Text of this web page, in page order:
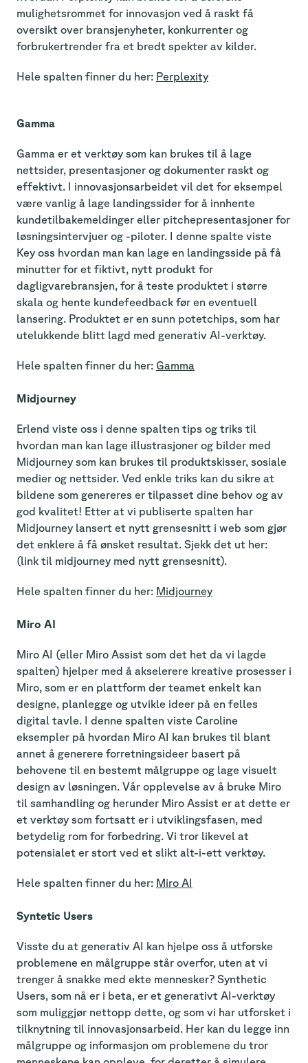
mulighetsrommet for innovasjon ved å raskt få
oversikt over bransjenyheter, konkurrenter og
forbrukertrender fra et bredt spekter av kilder.
Hele spalten finner du her: Perplexity
Gamma
Gamma er et verktøy som kan brukes til å lage
nettsider, presentasjoner og dokumenter raskt og
effektivt. I innovasjonsarbeidet vil det for eksempel
være vanlig å lage landingssider for å innhente
kundetilbakemeldinger eller pitchepresentasjoner for
løsningsintervjuer og -piloter. I denne spalte viste
Key oss hvordan man kan lage en landingsside på få
minutter for et fiktivt, nytt produkt for
dagligvarebransjen, for å teste produktet i større
skala og hente kundefeedback før en eventuell
lansering. Produktet er en sunn potetchips, som har
utelukkende blitt lagd med generativ AI-verktøy.
Hele spalten finner du her: Gamma
Midjourney
Erlend viste oss i denne spalten tips og triks til
hvordan man kan lage illustrasjoner og bilder med
Midjourney som kan brukes til produktskisser, sosiale
medier og nettsider. Ved enkle triks kan du sikre at
bildene som genereres er tilpasset dine behov og av
god kvalitet! Etter at vi publiserte spalten har
Midjourney lansert et nytt grensesnitt i web som gjør
det enklere å få ønsket resultat. Sjekk det ut her:
(link til midjourney med nytt grensesnitt).
Hele spalten finner du her: Midjourney
Miro AI
Miro AI (eller Miro Assist som det het da vi lagde
spalten) hjelper med å akselerere kreative prosesser i
Miro, som er en plattform der teamet enkelt kan
designe, planlegge og utvikle ideer på en felles
digital tavle. I denne spalten viste Caroline
eksempler på hvordan Miro AI kan brukes til blant
annet å generere forretningsideer basert på
behovene til en bestemt målgruppe og lage visuelt
design av løsningen. Vår opplevelse av å bruke Miro
til samhandling og herunder Miro Assist er at dette er
et verktøy som fortsatt er i utviklingsfasen, med
betydelig rom for forbedring. Vi tror likevel at
potensialet er stort ved et slikt alt-i-ett verktøy.
Hele spalten finner du her: Miro AI
Syntetic Users
Visste du at generativ AI kan hjelpe oss å utforske
problemene en målgruppe står overfor, uten at vi
trenger å snakke med ekte mennesker? Synthetic
Users, som nå er i beta, er et generativt AI-verktøy
som muliggjør nettopp dette, og som vi har utforsket i
tilknytning til innovasjonsarbeid. Her kan du legge inn
målgruppe og informasjon om problemene du tror